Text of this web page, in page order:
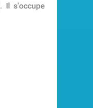
Il s'occupe